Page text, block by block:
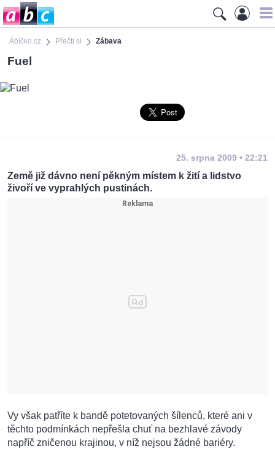
Ábíčko.cz Přečti si Zábava
Fuel
25. srpna 2009 • 22:21
Země již dávno není pěkným místem k žití a lidstvo
živoří ve vyprahlých pustinách.
Vy však patříte k bandě potetovaných šílenců, které ani v
těchto podmínkách nepřešla chuť na bezhlavé závody
napříč zničenou krajinou, v níž nejsou žádné bariéry.